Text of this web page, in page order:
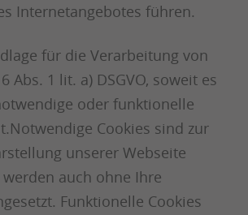
Internetangebotes führen.
für die Verarbeitung von
Abs. 1 lit. a) DSGVO, soweit es
oder funktionelle
Cookies sind zur
unserer Webseite
auch ohne Ihre
Funktionelle Cookies